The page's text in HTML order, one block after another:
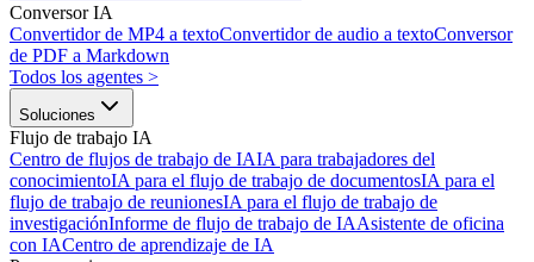
Conversor IA
Convertidor de MP4 a textoConvertidor de audio a textoConversor
de PDF a Markdown
Todos los agentes >
Soluciones
Flujo de trabajo IA
Centro de flujos de trabajo de IAIA para trabajadores del
conocimientoIA para el flujo de trabajo de documentosIA para el
flujo de trabajo de reunionesIA para el flujo de trabajo de
investigaciónInforme de flujo de trabajo de IAAsistente de oficina
con IACentro de aprendizaje de IA